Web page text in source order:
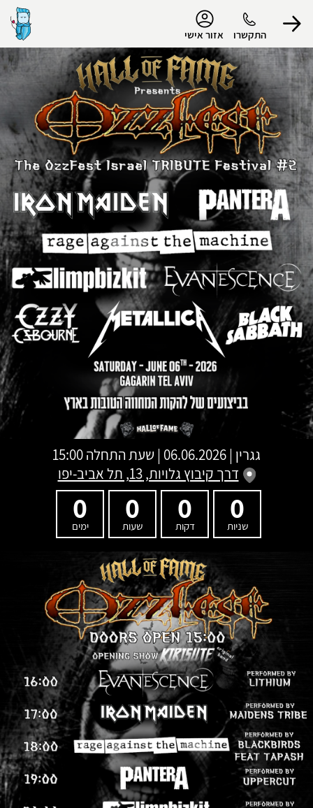
התקשרו אזור אישי
הפרופיל שלי
התנתק
גגרין | 06.06.2026 | שעת התחלה 15:00
דרך קיבוץ גלויות, 13, תל אביב-יפו
0
שניות
0
דקות
0
שעות
0
ימים